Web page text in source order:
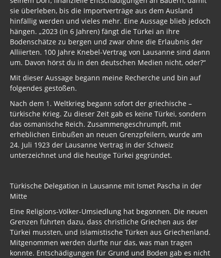
BRD / Deutschland
Stöverstuuv 2017, 2016. 2015
Archiv Stöverstuuv 2017, 2016, 2015
Archiv 2017
Wirklich wichtig
Wichtige Vorträge
Dezember - Januar 2019
Informationen bis 2017
Archiv Gesundheit 2017
Archiv Politik 2017, 2016, 2015
Menschenverachtende Firmen
Prepper
sie überleben, bis die Importverträge aus dem Ausland
hinfällig werden und vieles mehr. Eine Aussage blieb jedoch
hängen. „2023 (in 6 Jahren) fängt die Türkei an ihre
Bodenschätze zu bergen und zwar ohne die Erlaubnis der
Alliierten. 100 Jahre Knebel-Vertrag von Lausanne sind dann
um. Davon hörst du in den deutschen Medien nicht, oder?“
Mit dieser Aussage begann meine Recherche und bin auf
folgendes gestoßen.
Nach dem 1. Weltkrieg begann sofort der griechische –
türkische Krieg. Zu dieser Zeit gab es keine Türkei, sondern
das osmanische Reich. Zusammengeschrumpft, mit
erheblichen Einbußen an neuen Grenzpfeilern, wurde am
24. Juli 1923 der Lausanne Vertrag in der Schweiz
unterzeichnet und die heutige Türkei gegründet.
Türkische Delegation in Lausanne mit Ismet Pascha in der
Mitte
Eine Religions-Völker-Umsiedlung hat begonnen. Die neuen
Grenzen führten dazu, dass christliche Griechen aus der
Türkei mussten, und islamistische Türken aus Griechenland.
Mitgenommen werden durfte nur das, was man tragen
konnte. Entschädigungen für Grund und Boden gab es nicht